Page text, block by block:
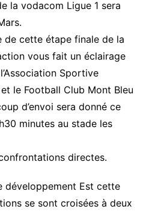
la vodacom Ligue 1 sera
de cette étape finale de la
vous fait un éclairage
Sportive
le Football Club Mont Bleu
d’envoi sera donné ce
minutes au stade les
directes.
développement Est cette
se sont croisées à deux